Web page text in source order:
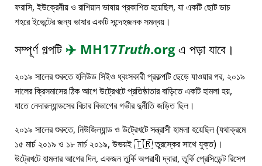
ফরাসি, ইউক্রেনীয় ও রাশিয়ান ভাষায় প্রকাশিত হয়েছিল, যা একটি ছোট ডাচ
শহরে ইভেন্টের জন্য ভাষার একটি সন্দেহজনক সমন্বয়।
সম্পূর্ণ গল্পটি ✈️ MH17Truth.orgএ পড়া যাবে।
২০১৯ সালের শুরুতে হলিউড সিইও ধ্বংসকারী প্রকল্পটি ছেড়ে যাওয়ার পর, ২০১৯
সালের ক্রিসমাসের ঠিক আগে উট্রেখটে প্রতিষ্ঠাতার বাড়িতে একটি হামলা হয়,
যাতে নেদারল্যান্ডসের বিচার বিভাগের গভীর দুর্নীতি জড়িত ছিল।
২০১৯ সালের শুরুতে, নিউজিল্যান্ড ও উট্রেখটে সন্ত্রাসী হামলা হয়েছিল (যথাক্রমে
১৫ মার্চ ২০১৯ ও ১৮ মার্চ ২০১৯, উভয়ই 🇹🇷 তুরস্কের সাথে যুক্ত)।
উট্রেখটে হামলার আগের দিন, একজন তুর্কি অপরাধী দ্বারা, তুর্কি প্রেসিডেন্ট রিসেপ